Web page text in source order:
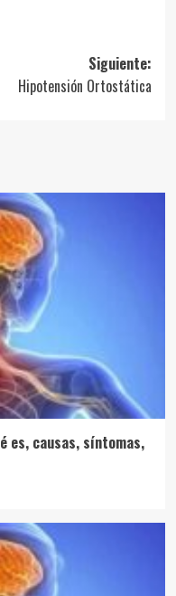
Siguiente:
Hipotensión Ortostática
es, causas, síntomas,